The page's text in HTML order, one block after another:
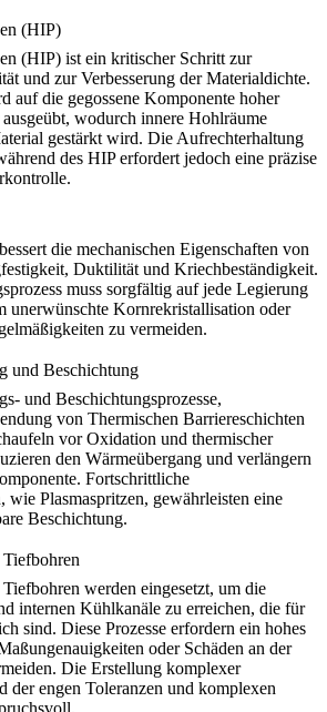
(HIP)
(HIP) ist ein kritischer Schritt zur
und zur Verbesserung der Materialdichte.
auf die gegossene Komponente hoher
wodurch innere Hohlräume
gestärkt wird. Die Aufrechterhaltung
des HIP erfordert jedoch eine präzise
die mechanischen Eigenschaften von
Duktilität und Kriechbeständigkeit.
muss sorgfältig auf jede Legierung
unerwünschte Kornrekristallisation oder
zu vermeiden.
und Beschichtung
und Beschichtungsprozesse,
von Thermischen Barriereschichten
vor Oxidation und thermischer
den Wärmeübergang und verlängern
Fortschrittliche
wie Plasmaspritzen, gewährleisten eine
Beschichtung.
Tiefbohren werden eingesetzt, um die
internen Kühlkanäle zu erreichen, die für
sind. Diese Prozesse erfordern ein hohes
oder Schäden an der
Die Erstellung komplexer
der engen Toleranzen und komplexen